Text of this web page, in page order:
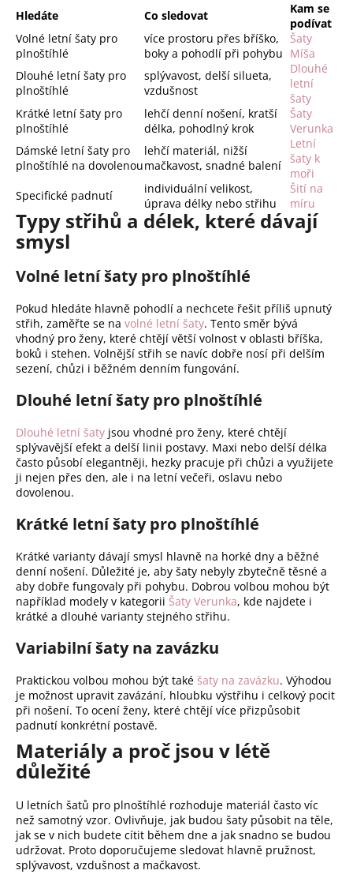
Hledáte
Co sledovat
Kam se
podívat
Volné letní šaty pro
plnoštíhlé
více prostoru přes bříško,
boky a pohodlí při pohybu
Šaty
Míša
Dlouhé letní šaty pro
plnoštíhlé
splývavost, delší silueta,
vzdušnost
Dlouhé
letní
šaty
Krátké letní šaty pro
plnoštíhlé
lehčí denní nošení, kratší
délka, pohodlný krok
Šaty
Verunka
Dámské letní šaty pro
plnoštíhlé na dovolenou
lehčí materiál, nižší
mačkavost, snadné balení
Letní
šaty k
moři
Specifické padnutí
individuální velikost,
úprava délky nebo střihu
Šití na
míru
Typy střihů a délek, které dávají
smysl
Volné letní šaty pro plnoštíhlé
Pokud hledáte hlavně pohodlí a nechcete řešit příliš upnutý
střih, zaměřte se na volné letní šaty. Tento směr bývá
vhodný pro ženy, které chtějí větší volnost v oblasti bříška,
boků i stehen. Volnější střih se navíc dobře nosí při delším
sezení, chůzi i běžném denním fungování.
Dlouhé letní šaty pro plnoštíhlé
Dlouhé letní šaty jsou vhodné pro ženy, které chtějí
splývavější efekt a delší linii postavy. Maxi nebo delší délka
často působí elegantněji, hezky pracuje při chůzi a využijete
ji nejen přes den, ale i na letní večeři, oslavu nebo
dovolenou.
Krátké letní šaty pro plnoštíhlé
Krátké varianty dávají smysl hlavně na horké dny a běžné
denní nošení. Důležité je, aby šaty nebyly zbytečně těsné a
aby dobře fungovaly při pohybu. Dobrou volbou mohou být
například modely v kategorii Šaty Verunka, kde najdete i
krátké a dlouhé varianty stejného střihu.
Variabilní šaty na zavázku
Praktickou volbou mohou být také šaty na zavázku. Výhodou
je možnost upravit zavázání, hloubku výstřihu i celkový pocit
při nošení. To ocení ženy, které chtějí více přizpůsobit
padnutí konkrétní postavě.
Materiály a proč jsou v létě
důležité
U letních šatů pro plnoštíhlé rozhoduje materiál často víc
než samotný vzor. Ovlivňuje, jak budou šaty působit na těle,
jak se v nich budete cítit během dne a jak snadno se budou
udržovat. Proto doporučujeme sledovat hlavně pružnost,
splývavost, vzdušnost a mačkavost.